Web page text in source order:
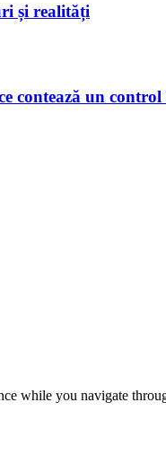
și realități
contează un
while you navigate